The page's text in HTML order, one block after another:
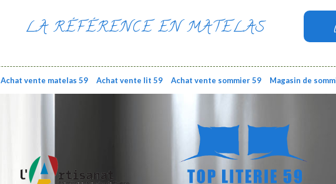
LA RÉFÉRENCE EN MATELAS
Achat vente matelas 59 Achat vente lit 59 Achat vente sommier 59 Magasin de